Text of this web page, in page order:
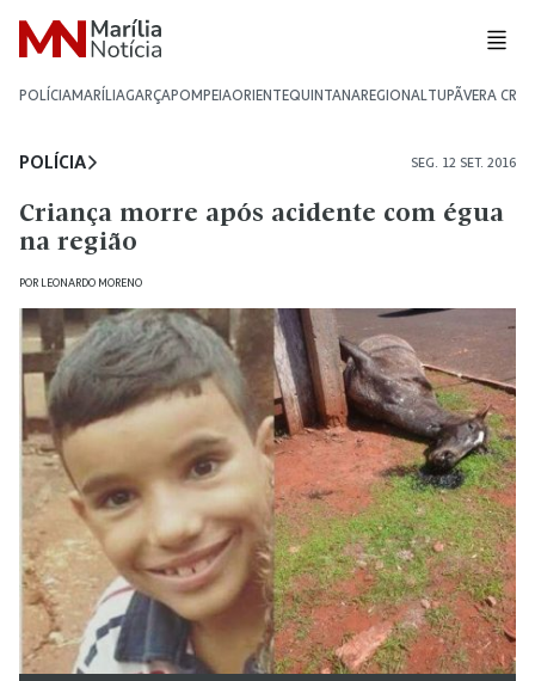
POLÍCIAMARÍLIAGARÇAPOMPEIAORIENTEQUINTANAREGIONALTUPÃVERA CRUZ
POLÍCIA SEG. 12 SET. 2016
Criança morre após acidente com égua
na região
POR LEONARDO MORENO